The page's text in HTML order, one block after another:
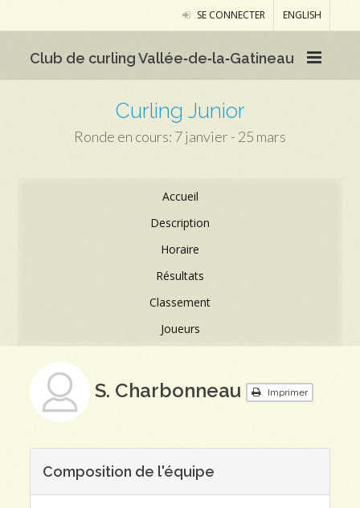
SE CONNECTER ENGLISH
Club de curling Vallée‑de‑la‑Gatineau
Curling Junior
Ronde en cours: 7 janvier - 25 mars
Accueil
Description
Horaire
Résultats
Classement
Joueurs
S. Charbonneau Imprimer
Composition de l'équipe